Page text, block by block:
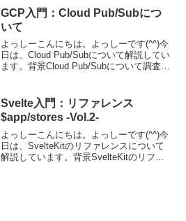
した。ジェネシスブロックとはジェネシ
スブロックとは、ブ...
GCP入門：Cloud Pub/Subにつ
いて
よっしーこんにちは。よっしーです(^^)今
日は、Cloud Pub/Subについて解説してい
ます。背景Cloud Pub/Subについて調査す
Pub/SubとはC...
Svelte入門：リファレンス
$app/stores -Vol.2-
よっしーこんにちは。よっしーです(^^)今
日は、SvelteKitのリファレンスについて
解説しています。背景SvelteKitのリファ